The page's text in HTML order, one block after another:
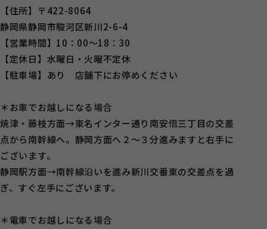
【住所】〒422-8064
静岡県静岡市駿河区新川2-6-4
【営業時間】10：00～18：30
【定休日】水曜日・火曜不定休
【駐車場】あり 店舗下にお停めください
＊お車でお越しになる場合
焼津・藤枝方面→東名インター通り南安倍三丁目の交差
点から南幹線へ。静岡方面へ２～３分進みますと右手に
ございます。
静岡駅方面→南幹線沿いを進み新川交番東の交差点を過
ぎ、すぐ左手にございます。
＊電車でお越しになる場合